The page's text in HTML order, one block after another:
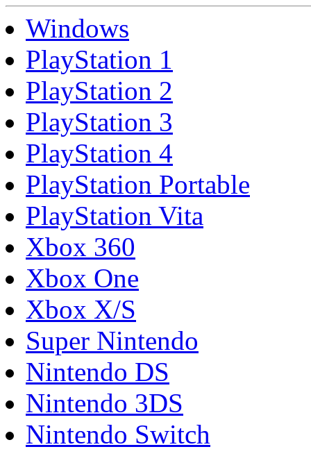
Windows
PlayStation 1
PlayStation 2
PlayStation 3
PlayStation 4
PlayStation Portable
PlayStation Vita
Xbox 360
Xbox One
Xbox X/S
Super Nintendo
Nintendo DS
Nintendo 3DS
Nintendo Switch